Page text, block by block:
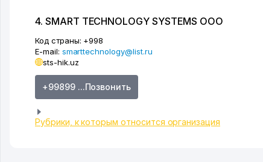
4. SMART TECHNOLOGY SYSTEMS ООО
Код страны: +998
E-mail: smarttechnology@list.ru
sts-hik.uz
+99899 ...Позвонить
Рубрики, к которым относится организация